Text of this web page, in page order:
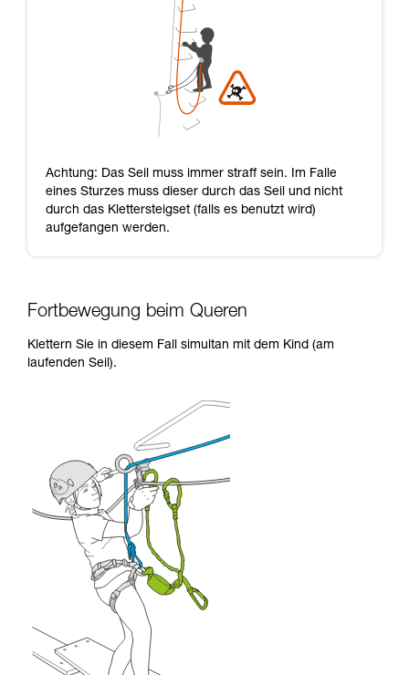
Achtung: Das Seil muss immer straff sein. Im Falle
eines Sturzes muss dieser durch das Seil und nicht
durch das Klettersteigset (falls es benutzt wird)
aufgefangen werden.
Fortbewegung beim Queren
Klettern Sie in diesem Fall simultan mit dem Kind (am
laufenden Seil).